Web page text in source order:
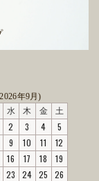
年9月)
水 木 金 土
2 3 4
5
9 10 11
12
16 17 18
19
23 24 25 26